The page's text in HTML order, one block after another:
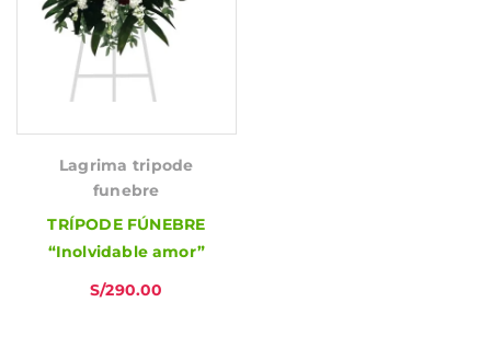
Lagrima tripode
funebre
TRÍPODE FÚNEBRE
“Inolvidable amor”
S/290.00